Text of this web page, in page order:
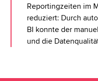
Reportingzeiten im
reduziert: Durch
BI konnte der
und die